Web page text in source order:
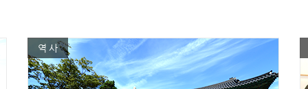
역사